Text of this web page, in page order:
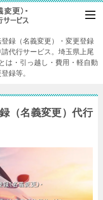
録（名義変更）・変更登録
代行サービス。埼玉県上尾
は・引っ越し・費用・軽自動
録等。
（名義変更）代行